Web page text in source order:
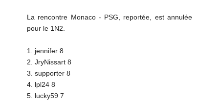
La rencontre Monaco - PSG, reportée, est annulée
pour le 1N2.
1. jennifer 8
2. JryNissart 8
3. supporter 8
4. lpl24 8
5. lucky59 7